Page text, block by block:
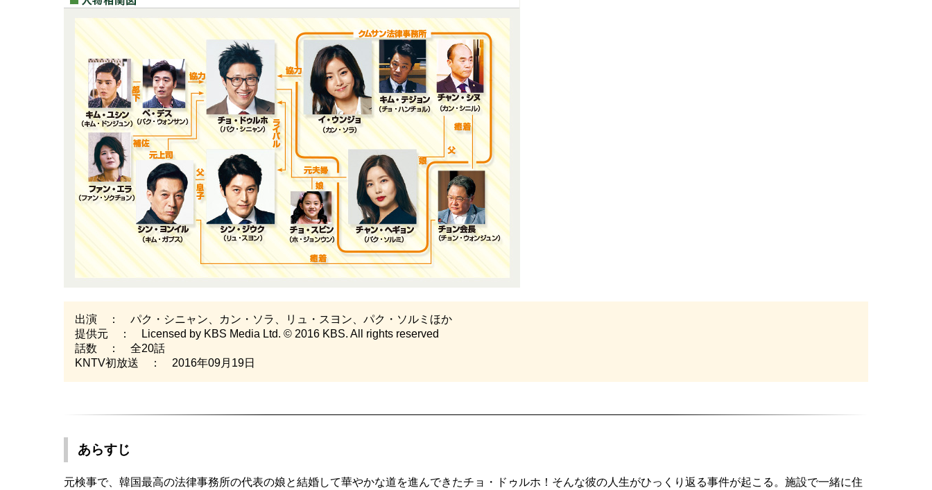
出演 ： パク・シニャン、カン・ソラ、リュ・スヨン、パク・ソルミほか
提供元 ： Licensed by KBS Media Ltd. © 2016 KBS. All rights reserved
話数 ： 全20話
KNTV初放送 ： 2016年09月19日
あらすじ
元検事で、韓国最高の法律事務所の代表の娘と結婚して華やかな道を進んできたチョ・ドゥルホ！そんな彼の人生がひっくり返る事件が起こる。施設で一緒に住